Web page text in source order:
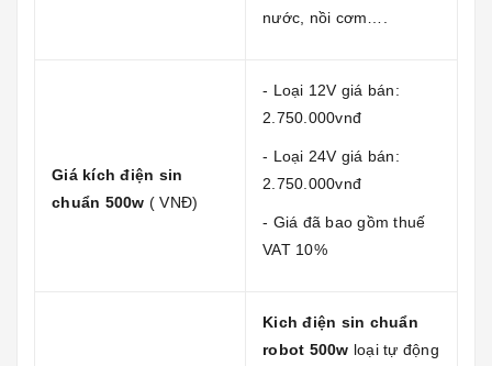
nước, nồi cơm….
Giá kích điện sin
chuẩn 500w ( VNĐ)
- Loại 12V giá bán:
2.750.000vnđ
- Loại 24V giá bán:
2.750.000vnđ
- Giá đã bao gồm thuế
VAT 10%
Kich điện sin chuẩn
robot 500w loại tự động